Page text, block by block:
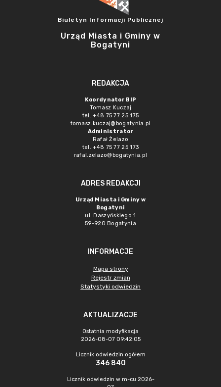
Biuletyn Informacji Publicznej
Urząd Miasta i Gminy w
Bogatyni
REDAKCJA
Koordynator BIP
Tomasz Kuczaj
tel. +48 75 77 25 175
tomasz.kuczaj@bogatynia.pl
Administrator
Rafał Żelazo
tel. +48 75 77 25 173
rafal.zelazo@bogatynia.pl
ADRES REDAKCJI
Urząd Miasta i Gminy w
Bogatyni
ul. Daszyńskiego 1
59-920 Bogatynia
INFORMACJE
Mapa strony
Rejestr zmian
Statystyki odwiedzin
AKTUALIZACJE
Ostatnia modyfikacja
2026-08-07 09:42:05
Licznik odwiedzin ogółem
346 840
Licznik odwiedzin w m-cu 2026-